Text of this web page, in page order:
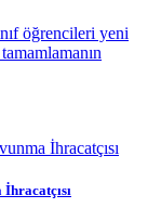
öğrencileri yeni